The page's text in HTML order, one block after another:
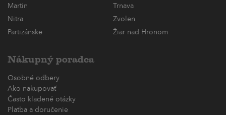
Martin
Trnava
Nitra
Zvolen
Partizánske
Žiar nad Hronom
Nákupný poradca
Osobné odbery
Ako nakupovať
Často kladené otázky
Platba a doručenie